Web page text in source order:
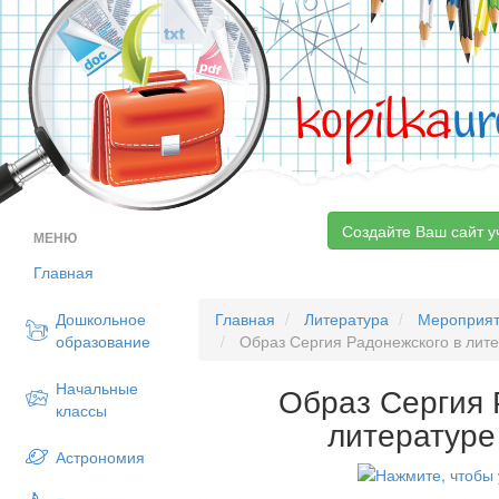
kopilka
МЕНЮ
Главная
Дошкольное
образование
Начальные
классы
Астрономия
Создайте Ваш сайт
Главная Литература
Образ Сергия Радонежского в
Образ Сергия